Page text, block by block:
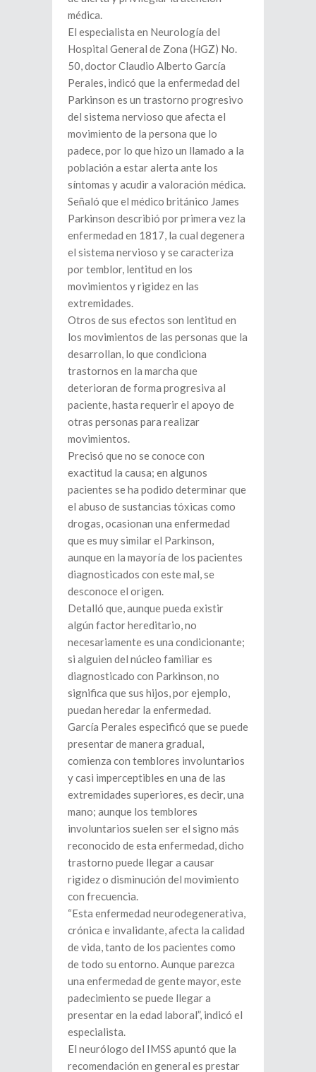
médica.
El especialista en Neurología del
Hospital General de Zona (HGZ) No.
50, doctor Claudio Alberto García
Perales, indicó que la enfermedad del
Parkinson es un trastorno progresivo
del sistema nervioso que afecta el
movimiento de la persona que lo
padece, por lo que hizo un llamado a la
población a estar alerta ante los
síntomas y acudir a valoración médica.
Señaló que el médico británico James
Parkinson describió por primera vez la
enfermedad en 1817, la cual degenera
el sistema nervioso y se caracteriza
por temblor, lentitud en los
movimientos y rigidez en las
extremidades.
Otros de sus efectos son lentitud en
los movimientos de las personas que la
desarrollan, lo que condiciona
trastornos en la marcha que
deterioran de forma progresiva al
paciente, hasta requerir el apoyo de
otras personas para realizar
movimientos.
Precisó que no se conoce con
exactitud la causa; en algunos
pacientes se ha podido determinar que
el abuso de sustancias tóxicas como
drogas, ocasionan una enfermedad
que es muy similar el Parkinson,
aunque en la mayoría de los pacientes
diagnosticados con este mal, se
desconoce el origen.
Detalló que, aunque pueda existir
algún factor hereditario, no
necesariamente es una condicionante;
si alguien del núcleo familiar es
diagnosticado con Parkinson, no
significa que sus hijos, por ejemplo,
puedan heredar la enfermedad.
García Perales especificó que se puede
presentar de manera gradual,
comienza con temblores involuntarios
y casi imperceptibles en una de las
extremidades superiores, es decir, una
mano; aunque los temblores
involuntarios suelen ser el signo más
reconocido de esta enfermedad, dicho
trastorno puede llegar a causar
rigidez o disminución del movimiento
con frecuencia.
“Esta enfermedad neurodegenerativa,
crónica e invalidante, afecta la calidad
de vida, tanto de los pacientes como
de todo su entorno. Aunque parezca
una enfermedad de gente mayor, este
padecimiento se puede llegar a
presentar en la edad laboral”, indicó el
especialista.
El neurólogo del IMSS apuntó que la
recomendación en general es prestar